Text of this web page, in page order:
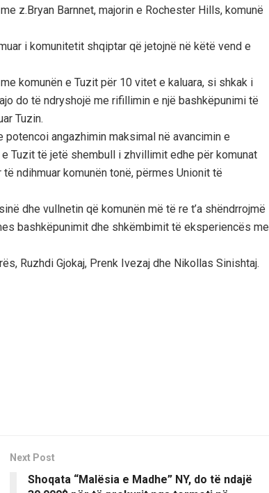
z.Bryan Barnnet, majorin e Rochester Hills, komunë
i komunitetit shqiptar që jetojnë në këtë vend e
komunën e Tuzit për 10 vitet e kaluara, si shkak i
do të ndryshojë me rifillimin e një bashkëpunimi të
Tuzin.
angazhimin maksimal në avancimin e
Tuzit të jetë shembull i zhvillimit edhe për komunat
ndihmuar komunën tonë, përmes Unionit të
dhe vullnetin që komunën më të re t’a shëndrrojmë
bashkëpunimit dhe shkëmbimit të eksperiencës me
Ruzhdi Gjokaj, Prenk Ivezaj dhe Nikollas Sinishtaj.
Next Post
Shoqata “Malësia e Madhe” NY, do të ndajë